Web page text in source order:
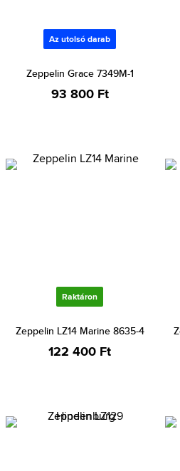
Az utolsó darab
Zeppelin Grace 7349M-1
93 800 Ft
Raktáron
Zeppelin LZ14 Marine 8635-4
122 400 Ft